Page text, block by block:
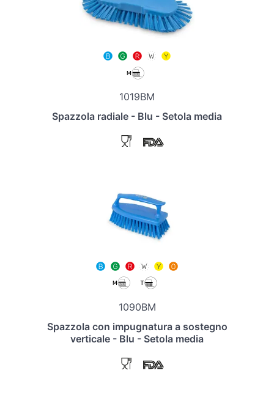
1019BM
Spazzola radiale - Blu - Setola media
1090BM
Spazzola con impugnatura a sostegno
verticale - Blu - Setola media